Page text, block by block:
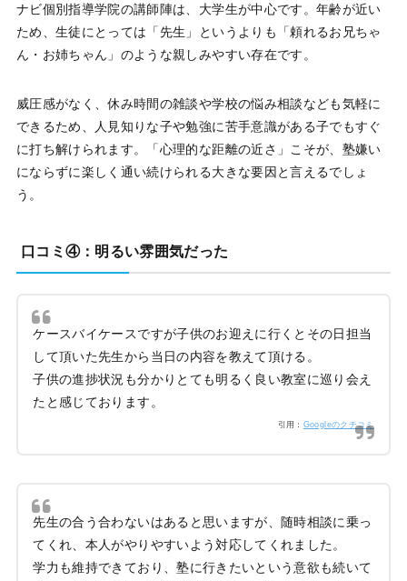
ナビ個別指導学院の講師陣は、大学生が中心です。年齢が近い
ため、生徒にとっては「先生」というよりも「頼れるお兄ちゃ
ん・お姉ちゃん」のような親しみやすい存在です。
威圧感がなく、休み時間の雑談や学校の悩み相談なども気軽に
できるため、人見知りな子や勉強に苦手意識がある子でもすぐ
に打ち解けられます。「心理的な距離の近さ」こそが、塾嫌い
にならずに楽しく通い続けられる大きな要因と言えるでしょ
う。
口コミ④：明るい雰囲気だった
ケースバイケースですが子供のお迎えに行くとその日担当
して頂いた先生から当日の内容を教えて頂ける。
子供の進捗状況も分かりとても明るく良い教室に巡り会え
たと感じております。
引用： Googleのクチコミ
先生の合う合わないはあると思いますが、随時相談に乗っ
てくれ、本人がやりやすいよう対応してくれました。
学力も維持できており、塾に行きたいという意欲も続いて